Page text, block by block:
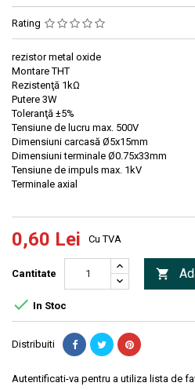
Rating
rezistor metal oxide
Montare THT
Rezistenţă 1kΩ
Putere 3W
Toleranţă ±5%
Tensiune de lucru max. 500V
Dimensiuni carcasă Ø5x15mm
Dimensiuni terminale Ø0.75x33mm
Tensiune de impuls max. 1kV
Terminale axial
0,60 Lei Cu TVA
Cantitate 
 In Stoc
Distribuiti
Autentificati-va pentru a utiliza lista de